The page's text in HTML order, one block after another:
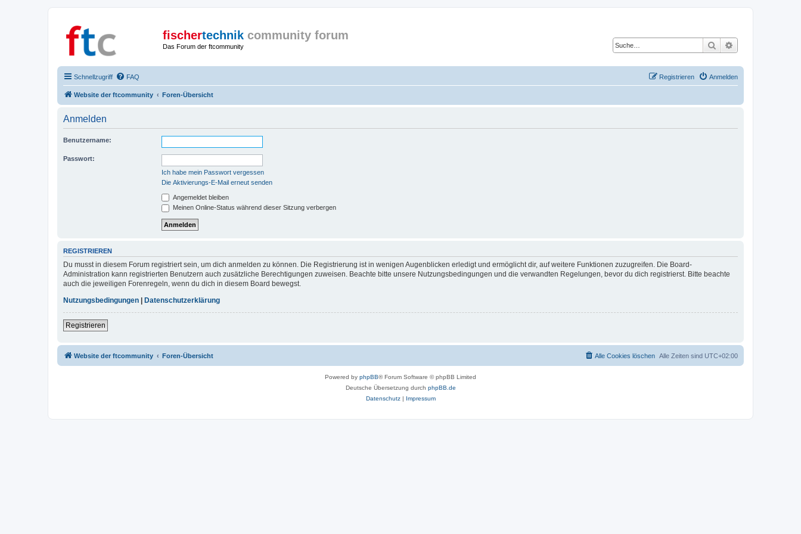
fischertechnik community forum
Das Forum der ftcommunity Suche
Schnellzugriff FAQ Anmelden
Registrieren
Website der ftcommunity Foren-Übersicht
Anmelden
Benutzername:
Passwort:
Ich habe mein Passwort vergessen
Die Aktivierungs-E-Mail erneut senden
Angemeldet bleiben
Meinen Online-Status während dieser Sitzung verbergen
REGISTRIEREN
Du musst in diesem Forum registriert sein, um dich anmelden zu können. Die Registrierung ist in wenigen Augenblicken erledigt und ermöglicht dir, auf weitere Funktionen zuzugreifen. Die Board-
Administration kann registrierten Benutzern auch zusätzliche Berechtigungen zuweisen. Beachte bitte unsere Nutzungsbedingungen und die verwandten Regelungen, bevor du dich registrierst. Bitte beachte
auch die jeweiligen Forenregeln, wenn du dich in diesem Board bewegst.
Nutzungsbedingungen
Datenschutzerklärung
Registrieren
Website der ftcommunity Foren-Übersicht Alle Zeiten sind UTC+02:00
Alle Cookies löschen
Powered by phpBB® Forum Software © phpBB Limited
Deutsche Übersetzung durch phpBB.de
Datenschutz| Impressum